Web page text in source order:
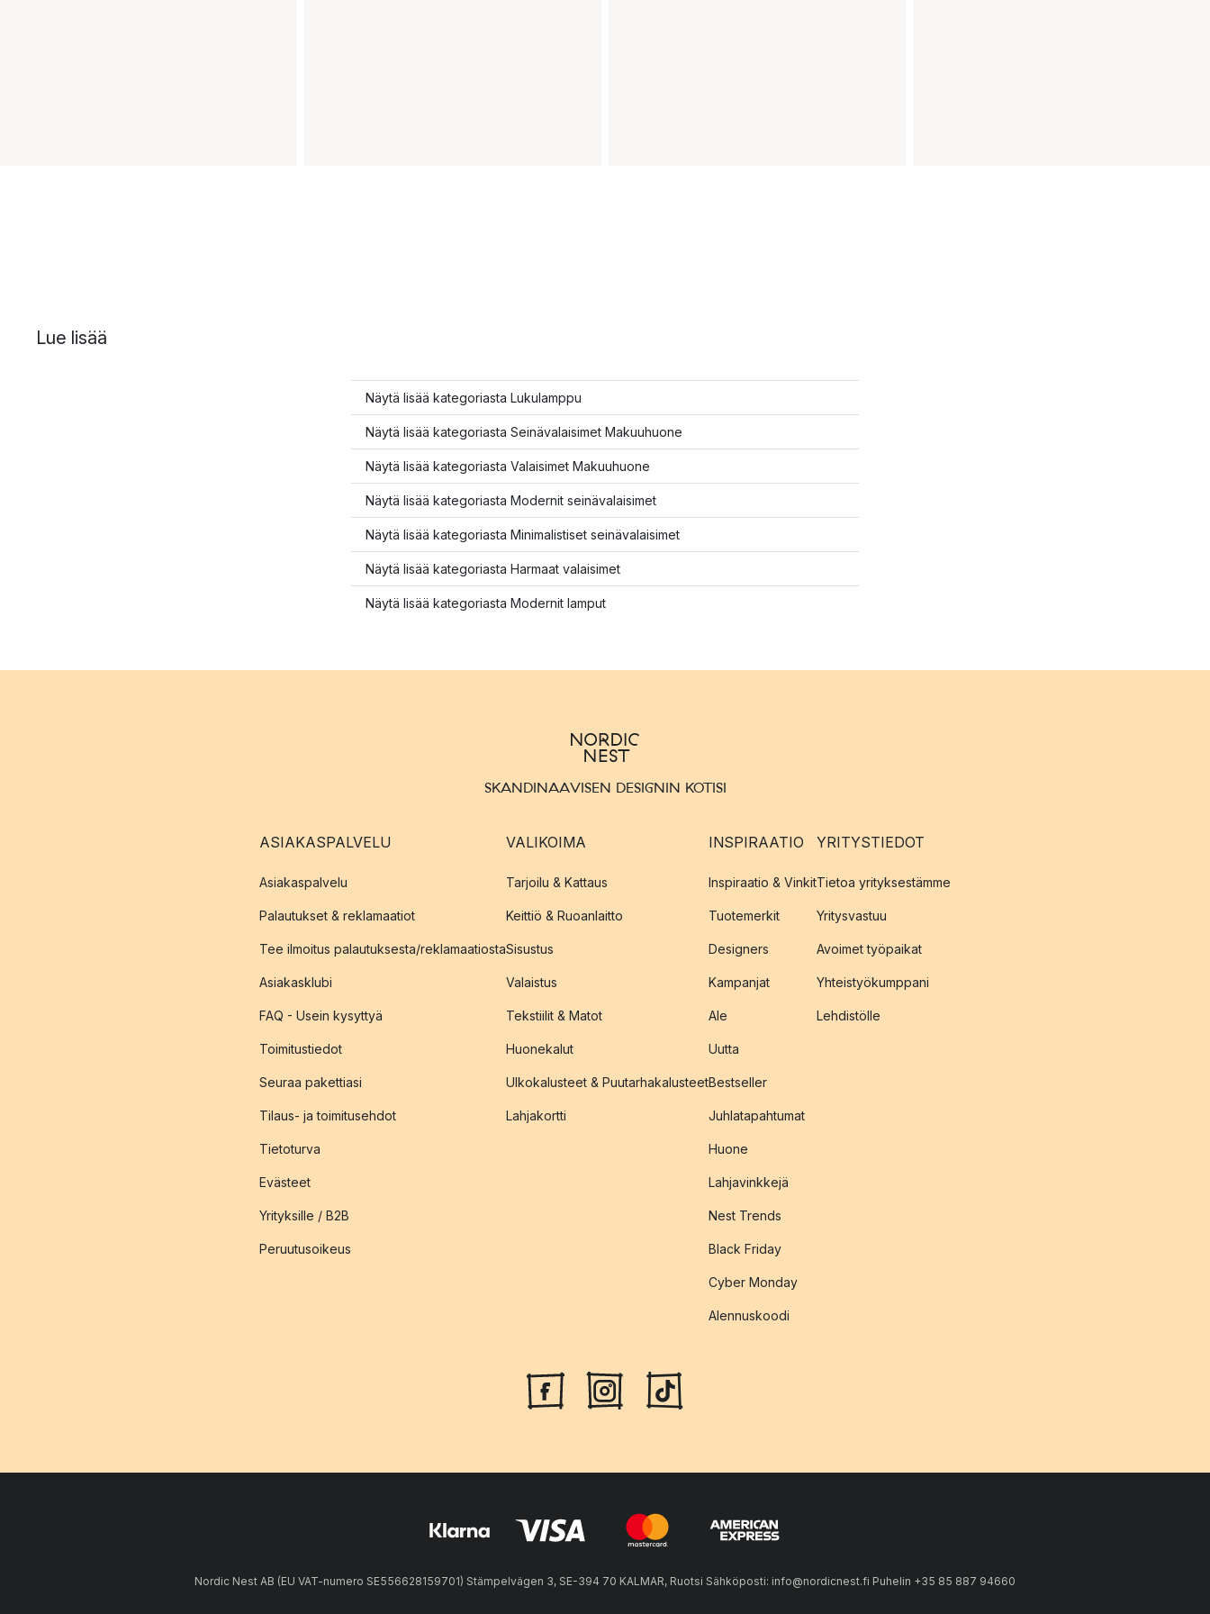
Lue lisää
Näytä lisää kategoriasta Lukulamppu
Näytä lisää kategoriasta Seinävalaisimet Makuuhuone
Näytä lisää kategoriasta Valaisimet Makuuhuone
Näytä lisää kategoriasta Modernit seinävalaisimet
Näytä lisää kategoriasta Minimalistiset seinävalaisimet
Näytä lisää kategoriasta Harmaat valaisimet
Näytä lisää kategoriasta Modernit lamput
SKANDINAAVISEN DESIGNIN KOTISI
ASIAKASPALVELU
Asiakaspalvelu
Palautukset & reklamaatiot
Tee ilmoitus palautuksesta/reklamaatiosta
Asiakasklubi
FAQ - Usein kysyttyä
Toimitustiedot
Seuraa pakettiasi
Tilaus- ja toimitusehdot
Tietoturva
Evästeet
Yrityksille / B2B
Peruutusoikeus
VALIKOIMA
Tarjoilu & Kattaus
Keittiö & Ruoanlaitto
Sisustus
Valaistus
Tekstiilit & Matot
Huonekalut
Ulkokalusteet & Puutarhakalusteet
Lahjakortti
INSPIRAATIO
Inspiraatio & Vinkit
Tuotemerkit
Designers
Kampanjat
Ale
Uutta
Bestseller
Juhlatapahtumat
Huone
Lahjavinkkejä
Nest Trends
Black Friday
Cyber Monday
Alennuskoodi
YRITYSTIEDOT
Tietoa yrityksestämme
Yritysvastuu
Avoimet työpaikat
Yhteistyökumppani
Lehdistölle
Nordic Nest AB (EU VAT-numero SE556628159701) Stämpelvägen 3, SE-394 70 KALMAR, Ruotsi Sähköposti: info@nordicnest.fi Puhelin +35 85 887 94660